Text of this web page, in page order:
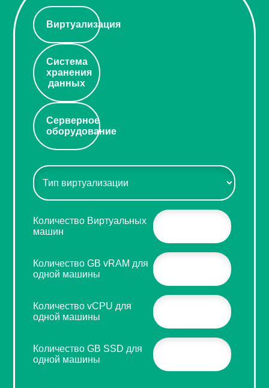
Виртуализация
Система
хранения
данных
Серверное
оборудование
Количество Виртуальных
машин
Количество GB vRAM для
одной машины
Количество vCPU для
одной машины
Количество GB SSD для
одной машины